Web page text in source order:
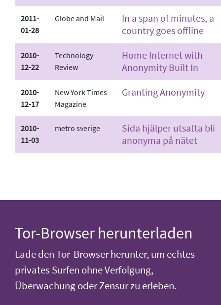
2011-
01-28
Globe and Mail
In a span of minutes, a
country goes offline
2010-
12-22
Technology
Review
Home Internet with
Anonymity Built In
2010-
12-17
New York Times
Magazine
Granting Anonymity
2010-
11-03
metro sverige
Sida hjälper utsatta bli
anonyma på nätet
Tor-Browser herunterladen
Lade den Tor-Browser herunter, um echtes
privates Surfen ohne Verfolgung,
Überwachung oder Zensur zu erleben.